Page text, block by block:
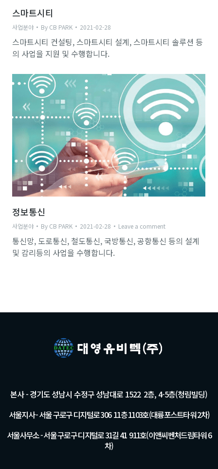
스마트시티
사업분야 By CB PARK 2021-02-28
스마트시티 컨설팅, 스마트시티 설계, 스마트시티 솔루션 등
의 사업을 지원 및 수행합니다.
정보통신
사업분야 By CB PARK 2021-02-28 Leave a comment
통신망, 도로통신, 철도통신, 국방통신, 공항통신 등의 설계
및 감리등의 사업을 수행합니다.
본사 - 경기도 성남시 수정구 성남대로 1522 2층, 4-5층(청림빌딩)
서울지사 - 서울 구로구 디지털로 306 11층 1103호(대륭포스트타워 2차)
서울사무소 - 서울 구로구 디지털로 31길 41 911호(이앤씨벤처드림타워 6
차)